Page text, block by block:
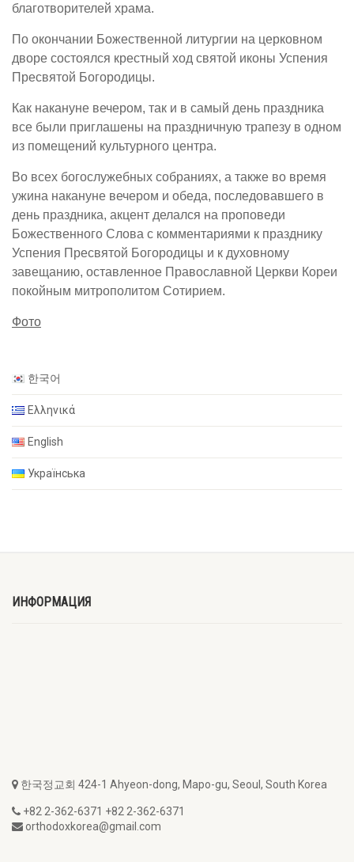
благотворителей храма.
По окончании Божественной литургии на церковном
дворе состоялся крестный ход святой иконы Успения
Пресвятой Богородицы.
Как накануне вечером, так и в самый день праздника
все были приглашены на праздничную трапезу в одном
из помещений культурного центра.
Во всех богослужебных собраниях, а также во время
ужина накануне вечером и обеда, последовавшего в
день праздника, акцент делался на проповеди
Божественного Слова с комментариями к празднику
Успения Пресвятой Богородицы и к духовному
завещанию, оставленное Православной Церкви Кореи
покойным митрополитом Сотирием.
Фото
한국어
Ελληνικά
English
Українська
ИНФОРМАЦИЯ
한국정교회 424-1 Ahyeon-dong, Mapo-gu, Seoul, South Korea
+82 2-362-6371 +82 2-362-6371
orthodoxkorea@gmail.com